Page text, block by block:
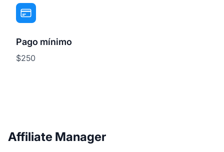
Pago mínimo
$250
Affiliate Manager